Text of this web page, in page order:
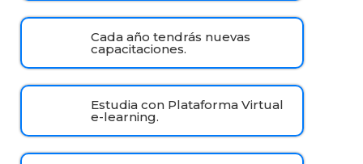
Cada año tendrás nuevas
capacitaciones.
Estudia con Plataforma Virtual
e-learning.